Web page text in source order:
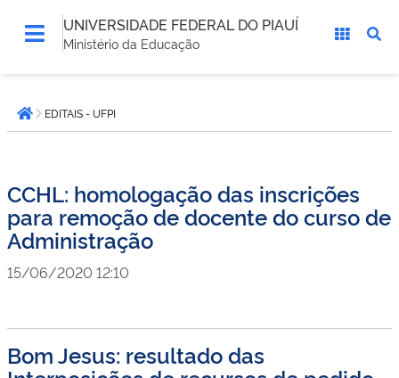
UNIVERSIDADE FEDERAL DO PIAUÍ
Ministério da Educação
está
aqui:Página inicial
EDITAIS - UFPI
CCHL: homologação das inscrições
para remoção de docente do curso de
Administração
15/06/2020 12:10
Bom Jesus: resultado das